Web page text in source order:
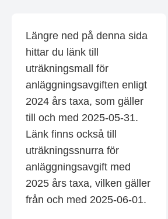
Längre ned på denna sida
hittar du länk till
uträkningsmall för
anläggningsavgiften enligt
2024 års taxa, som gäller
till och med 2025-05-31.
Länk finns också till
uträkningssnurra för
anläggningsavgift med
2025 års taxa, vilken gäller
från och med 2025-06-01.